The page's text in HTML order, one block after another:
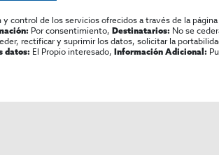
y control de los servicios ofrecidos a través de la
Por consentimiento, Destinatarios: No se
rectificar y suprimir los datos, solicitar la
datos: El Propio interesado, Información Adicional: